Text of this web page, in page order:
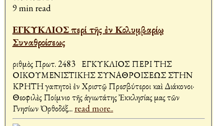
9 min read
ΕΓΚΥΚΛΙΟΣ περί τῆς ἐν Κολυμβαρίῳ
Συναθροίσεως
Ἀριθμὸς Πρωτ. 2483 ΕΓΚΥΚΛΙΟΣ ΠΕΡΙ ΤΗΣ
ΟΙΚΟΥΜΕΝΙΣΤΙΚΗΣ ΣΥΝΑΘΡΟΙΣΕΩΣ ΣΤΗΝ
ΚΡΗΤΗ Ἀγαπητοὶ ἐν Χριστῷ Πρεσβύτεροι καὶ Διάκονοι·
Θεοφιλὲς Ποίμνιο τῆς ἁγιωτάτης Ἐκκλησίας μας τῶν
Γνησίων Ὀρθοδόξ... read more..